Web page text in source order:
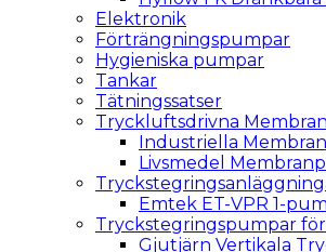
Elektronik
Förträngningspumpar
Hygieniska pumpar
Tankar
Tätningssatser
Tryckluftsdrivna
Industriella
Livsmedel
Emtek ET-VPR 1-
Tryckstegringspumpar
Gjutjärn Vertikala